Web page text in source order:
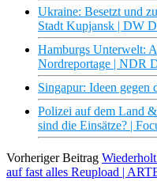
Ukraine: Besetzt und
Stadt Kupjansk | DW
Hamburgs Unterwelt:
Nordreportage | NDR
Singapur: Ideen gegen
Polizei auf dem Land
sind die Einsätze? |
Vorheriger Beitrag
auf fast alles Reupload |